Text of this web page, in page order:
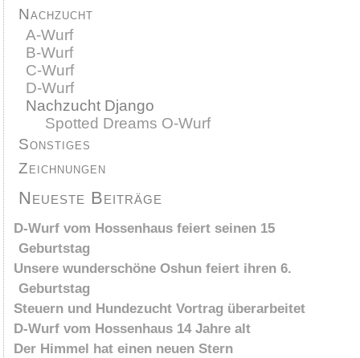
Nachzucht
A-Wurf
B-Wurf
C-Wurf
D-Wurf
Nachzucht Django
Spotted Dreams O-Wurf
Sonstiges
Zeichnungen
Neueste Beiträge
D-Wurf vom Hossenhaus feiert seinen 15
Geburtstag
Unsere wunderschöne Oshun feiert ihren 6.
Geburtstag
Steuern und Hundezucht Vortrag überarbeitet
D-Wurf vom Hossenhaus 14 Jahre alt
Der Himmel hat einen neuen Stern